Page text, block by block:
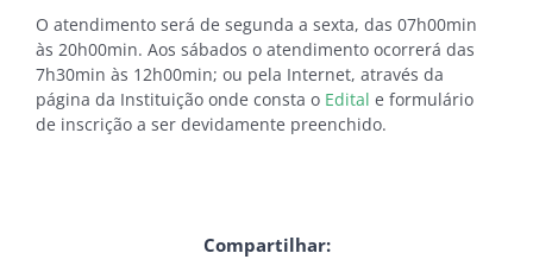
O atendimento será de segunda a sexta, das 07h00min
às 20h00min. Aos sábados o atendimento ocorrerá das
7h30min às 12h00min; ou pela Internet, através da
página da Instituição onde consta o Edital e formulário
de inscrição a ser devidamente preenchido.
Compartilhar: